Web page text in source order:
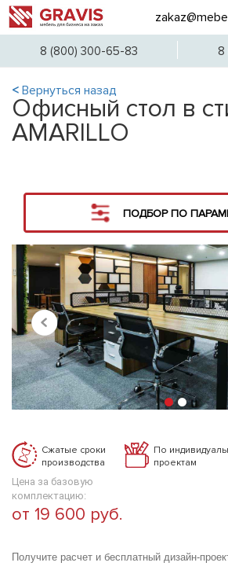
8 (800) 300-65-83 8
< Вернуться назад
Офисный стол в
AMARILLO
ПОДБОР ПО
Сжатые сроки
производства
По
проектам
Цена за базовую
комплектацию:
от 19 600 руб.
Получите расчет и бесплатный дизайн-